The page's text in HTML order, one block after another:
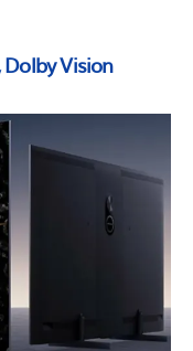
Dolby Vision